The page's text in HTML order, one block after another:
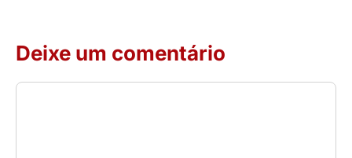
Deixe um comentário
Comentário